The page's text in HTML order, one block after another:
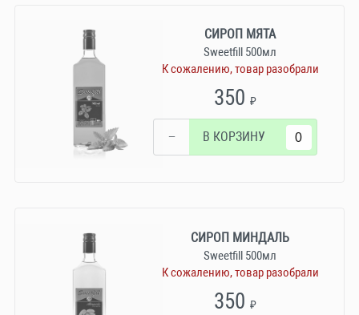
СИРОП МЯТА
Sweetfill 500мл
К сожалению, товар разобрали
350₽
− В КОРЗИНУ
СИРОП МИНДАЛЬ
Sweetfill 500мл
К сожалению, товар разобрали
350₽